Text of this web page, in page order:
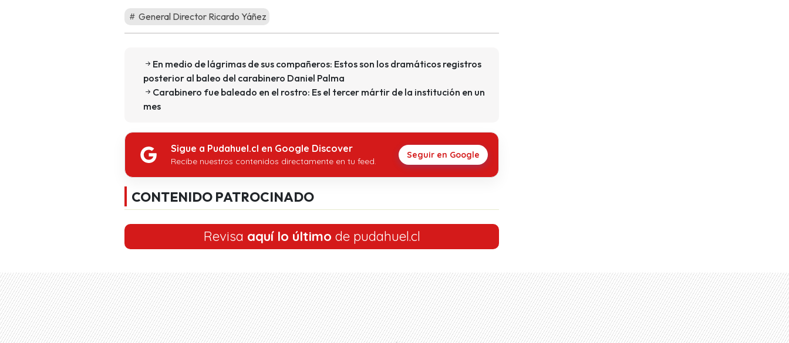
General Director Ricardo Yáñez
En medio de lágrimas de sus compañeros: Estos son los dramáticos registros
posterior al baleo del carabinero Daniel Palma
Carabinero fue baleado en el rostro: Es el tercer mártir de la institución en un
mes
Sigue a Pudahuel.cl en Google Discover
Recibe nuestros contenidos directamente en tu feed.
Seguir en Google
CONTENIDO PATROCINADO
Revisa aquí lo último de pudahuel.cl